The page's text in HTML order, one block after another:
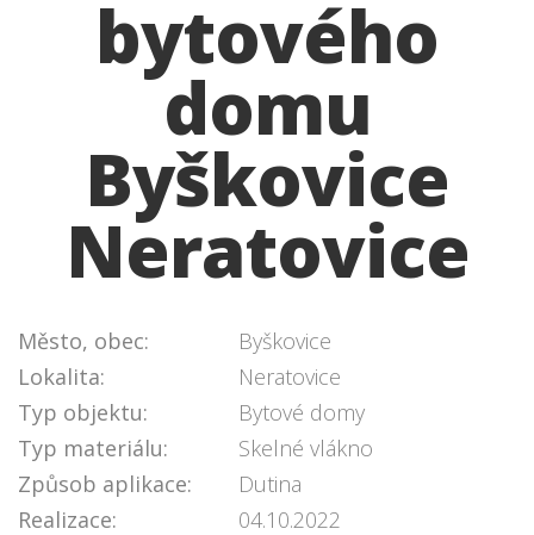
bytového
domu
Byškovice
Neratovice
Město, obec:
Byškovice
Lokalita:
Neratovice
Typ objektu:
Bytové domy
Typ materiálu:
Skelné vlákno
Způsob aplikace:
Dutina
Realizace:
04.10.2022